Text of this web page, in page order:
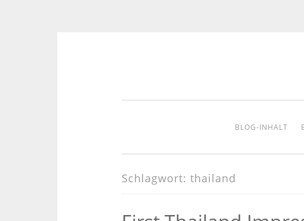
BLOG-INHALT
Schlagwort: thailand